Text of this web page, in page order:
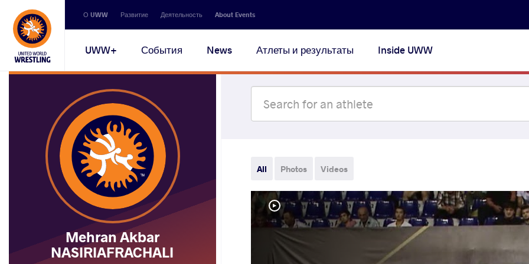
Secondary
navigation
О UWW Развитие Деятельность About Events
Main
navigation
UWW+ События News Атлеты и результаты Inside UWW
Mehran Akbar
NASIRIAFRACHALI
All Photos Videos